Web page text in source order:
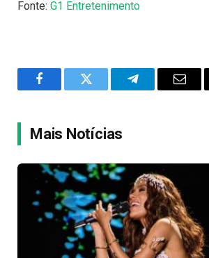
Fonte: G1 Entretenimento
FacebookTwitter TelegramEmail
Mais Notícias